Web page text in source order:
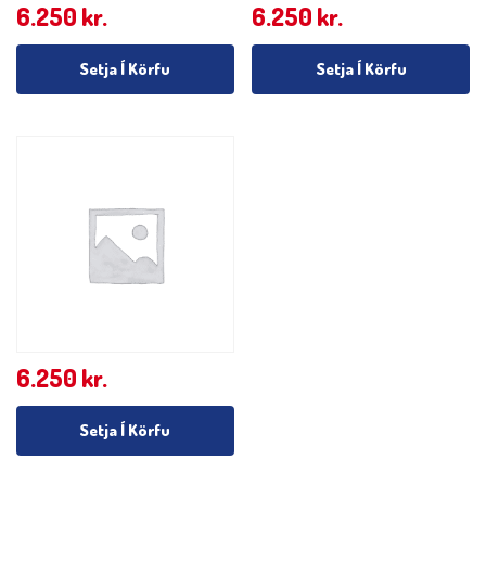
6.250 kr.
Setja Í Körfu
6.250 kr.
Setja Í Körfu
6.250 kr.
Setja Í Körfu